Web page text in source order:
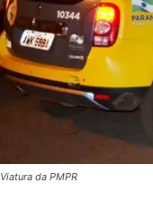
Viatura da PMPR